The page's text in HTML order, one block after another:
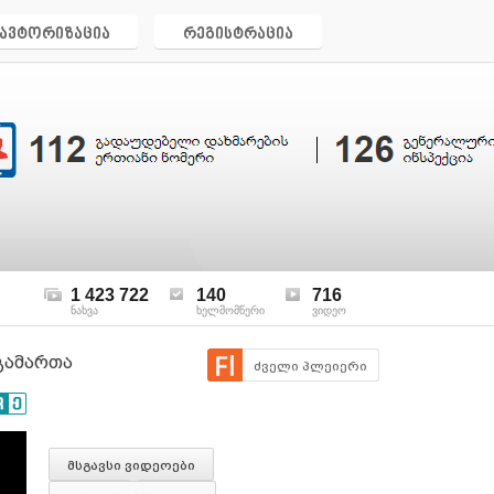
ავტორიზაცია რეგისტრაცია
1 423 722
ნახვა
140
ხელმომწერი
716
ვიდეო
ძველი პლეიერი
მსგავსი ვიდეოები